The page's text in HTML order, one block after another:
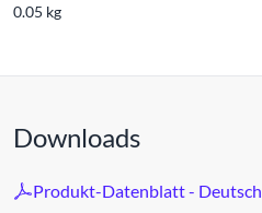
0.05 kg
Downloads
Produkt-Datenblatt - Deutsch